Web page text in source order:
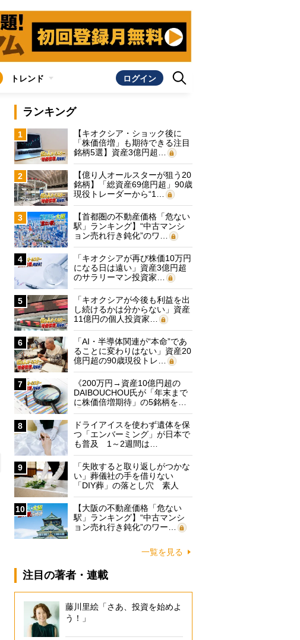
トレンド ログイン
ランキング
1
【キオクシア・ショック後に
「株価倍増」も期待できる注目
銘柄5選】資産3億円超…
2
【億り人オールスターが狙う20
銘柄】「総資産69億円超」90歳
現役トレーダーから“1…
3
【首都圏の不動産価格「危ない
駅」ランキング】“中古マンシ
ョン売れ行き鈍化”のワ…
4
「キオクシアが再び株価10万円
になる日は遠い」資産3億円超
のサラリーマン投資家…
5
「キオクシアが今後も利益を出
し続けるかは分からない」資産
11億円の個人投資家…
6
「AI・半導体関連が“本命”であ
ることに変わりはない」資産20
億円超の90歳現役トレ…
7
《200万円→資産10億円超の
DAIBOUCHOU氏が「年末まで
に株価倍増期待」の5銘柄を…
8
ドライアイスを使わず遺体を保
つ「エンバーミング」が日本で
も普及 1～2週間は…
9
「失敗すると取り返しがつかな
い」葬儀社の手を借りない
「DIY葬」の落とし穴 素人
に…
10
【大阪の不動産価格「危ない
駅」ランキング】“中古マンシ
ョン売れ行き鈍化”のワー…
一覧を見る
注目の著者・連載
藤川里絵「さあ、投資を始めよ
う！」